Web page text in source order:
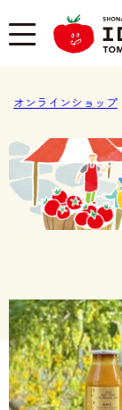
オンラインショップ